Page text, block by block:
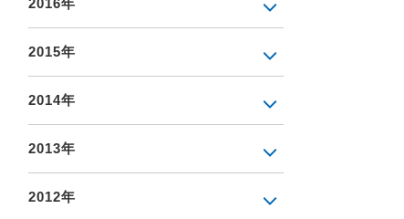
2016年
2015年
2014年
2013年
2012年